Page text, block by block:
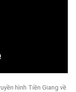
hình Tiền Giang về